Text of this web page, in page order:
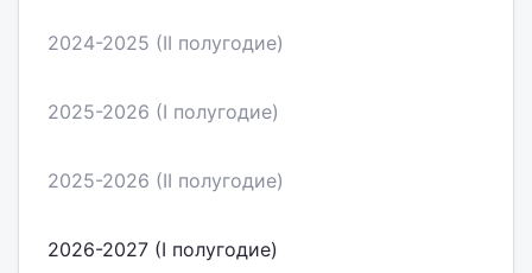
2024-2025 (II полугодие)
2025-2026 (I полугодие)
2025-2026 (II полугодие)
2026-2027 (I полугодие)